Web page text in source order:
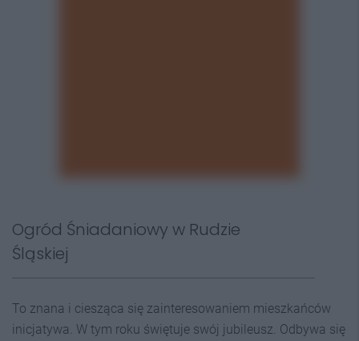
Ogród Śniadaniowy w Rudzie
Śląskiej
To znana i ciesząca się zainteresowaniem mieszkańców
inicjatywa. W tym roku świętuje swój jubileusz. Odbywa się